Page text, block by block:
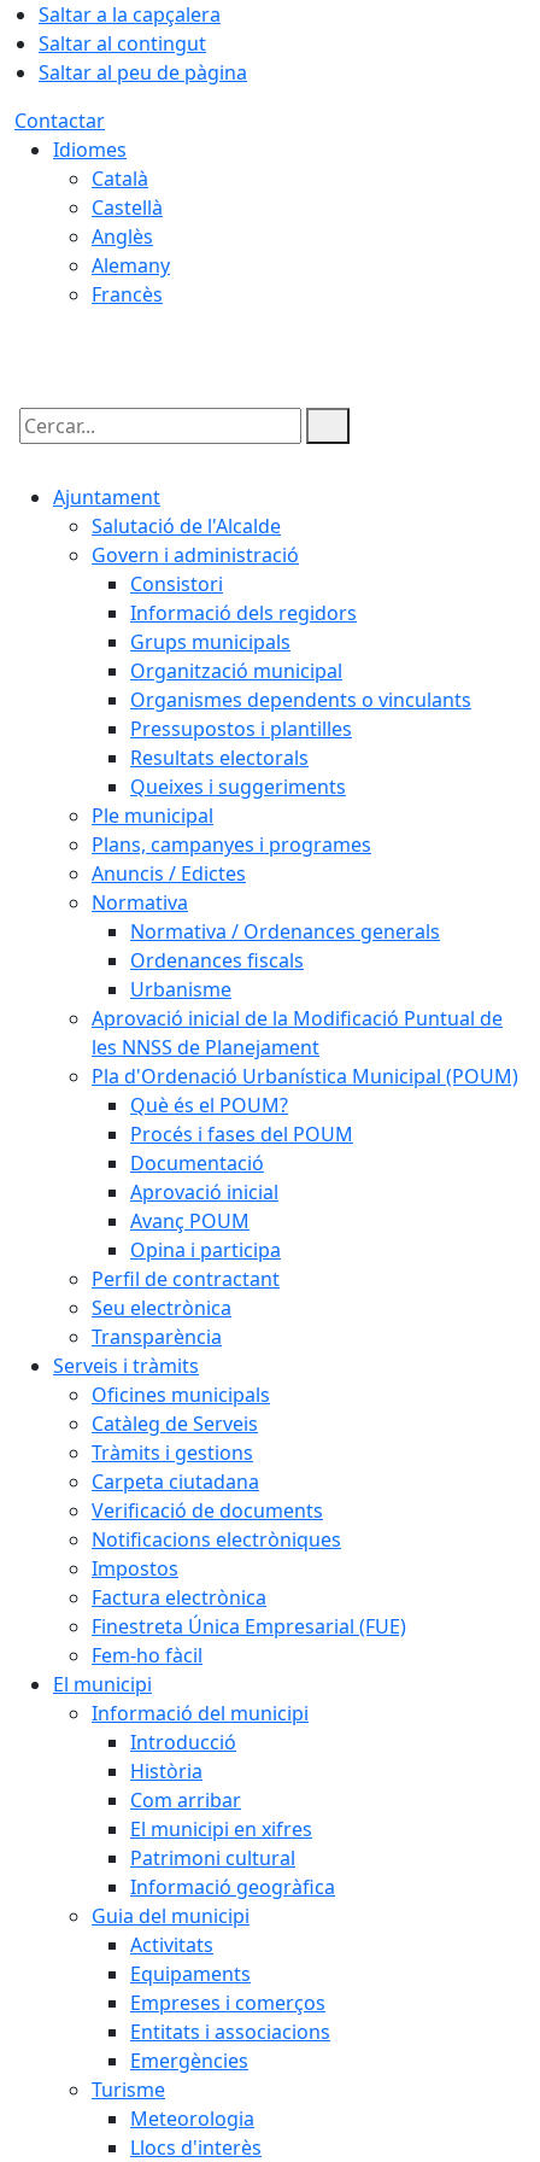
Saltar a la capçalera
Saltar al contingut
Saltar al peu de pàgina
Contactar
Idiomes
Català
Castellà
Anglès
Alemany
Francès
Cercar:
Ajuntament
Salutació de l'Alcalde
Govern i administració
Consistori
Informació dels regidors
Grups municipals
Organització municipal
Organismes dependents o vinculants
Pressupostos i plantilles
Resultats electorals
Queixes i suggeriments
Ple municipal
Plans, campanyes i programes
Anuncis / Edictes
Normativa
Normativa / Ordenances generals
Ordenances fiscals
Urbanisme
Aprovació inicial de la Modificació Puntual de
les NNSS de Planejament
Pla d'Ordenació Urbanística Municipal (POUM)
Què és el POUM?
Procés i fases del POUM
Documentació
Aprovació inicial
Avanç POUM
Opina i participa
Perfil de contractant
Seu electrònica
Transparència
Serveis i tràmits
Oficines municipals
Catàleg de Serveis
Tràmits i gestions
Carpeta ciutadana
Verificació de documents
Notificacions electròniques
Impostos
Factura electrònica
Finestreta Única Empresarial (FUE)
Fem-ho fàcil
El municipi
Informació del municipi
Introducció
Història
Com arribar
El municipi en xifres
Patrimoni cultural
Informació geogràfica
Guia del municipi
Activitats
Equipaments
Empreses i comerços
Entitats i associacions
Emergències
Turisme
Meteorologia
Llocs d'interès